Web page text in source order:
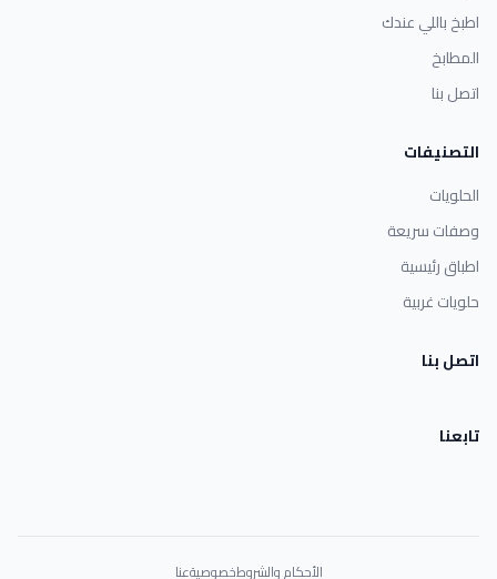
اطبخ باللي عندك
المطابخ
اتصل بنا
التصنيفات
الحلويات
وصفات سريعة
اطباق رئيسية
حلويات غربية
اتصل بنا
تابعنا
الأحكام والشروطخصوصيةعنا